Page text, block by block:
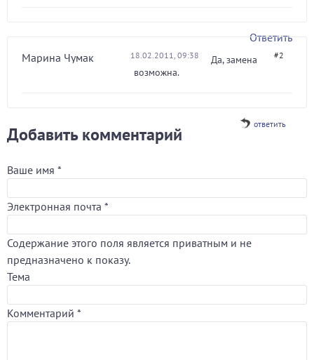
Ответить
Марина Чумак
18.02.2011, 09:38 #2
Да, замена
возможна.
ответить
Добавить комментарий
Ваше имя *
Электронная почта *
Содержание этого поля является приватным и не
предназначено к показу.
Тема
Комментарий *